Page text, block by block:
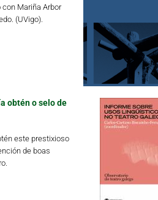
Mariña Arbor
(UVigo).
obtén o selo de
este prestixioso
de boas